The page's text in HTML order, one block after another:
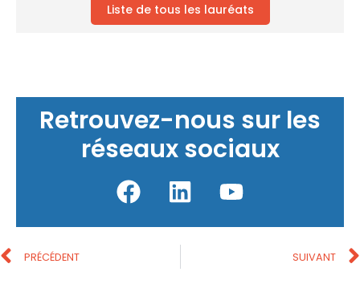
Liste de tous les lauréats
Retrouvez-nous sur les
réseaux sociaux
PRÉCÉDENT SUIVANT